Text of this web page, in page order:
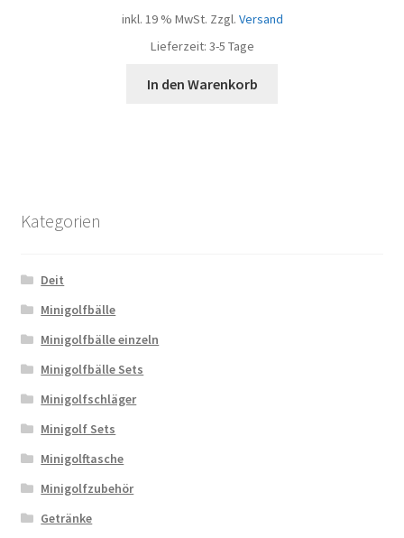
inkl. 19 % MwSt. Zzgl. Versand
Lieferzeit: 3-5 Tage
In den Warenkorb
Kategorien
Deit
Minigolfbälle
Minigolfbälle einzeln
Minigolfbälle Sets
Minigolfschläger
Minigolf Sets
Minigolftasche
Minigolfzubehör
Getränke